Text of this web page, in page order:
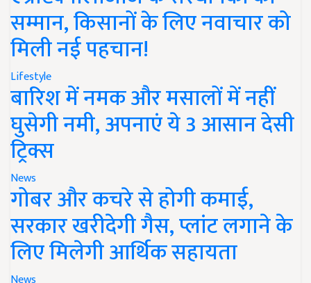
सम्मान, किसानों के लिए नवाचार को
मिली नई पहचान!
Lifestyle
बारिश में नमक और मसालों में नहीं
घुसेगी नमी, अपनाएं ये 3 आसान देसी
ट्रिक्स
News
गोबर और कचरे से होगी कमाई,
सरकार खरीदेगी गैस, प्लांट लगाने के
लिए मिलेगी आर्थिक सहायता